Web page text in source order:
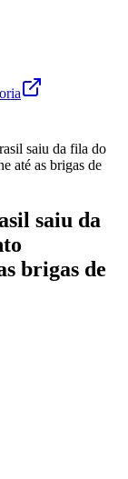
saiu da fila do
até as brigas de
saiu da
brigas de